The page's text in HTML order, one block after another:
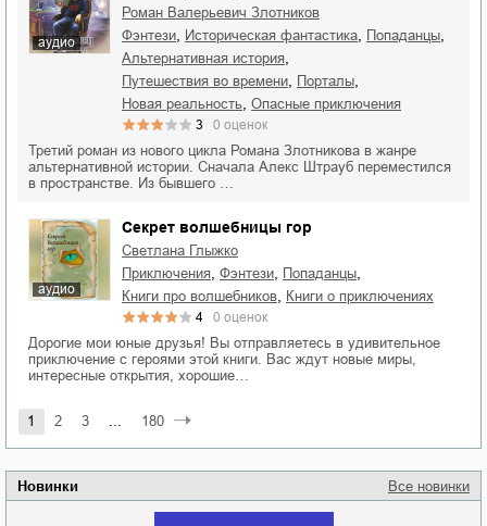
Новинки Все новинки
аудио
Роман Валерьевич Злотников
фэнтези, историческая фантастика, попаданцы,
альтернативная история,
путешествия во времени, порталы,
новая реальность, опасные приключения
3 0 оценок
Третий роман из нового цикла Романа Злотникова в жанре
альтернативной истории. Сначала Алекс Штрауб переместился
в пространстве. Из бывшего …
аудио
Секрет волшебницы гор
Светлана Глыжко
приключения, фэнтези, попаданцы,
книги про волшебников, книги о приключениях
4 0 оценок
Дорогие мои юные друзья! Вы отправляетесь в удивительное
приключение с героями этой книги. Вас ждут новые миры,
интересные открытия, хорошие…
1 2 3 ... 180